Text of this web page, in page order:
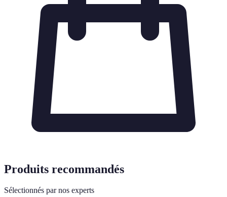
Produits recommandés
Sélectionnés par nos experts